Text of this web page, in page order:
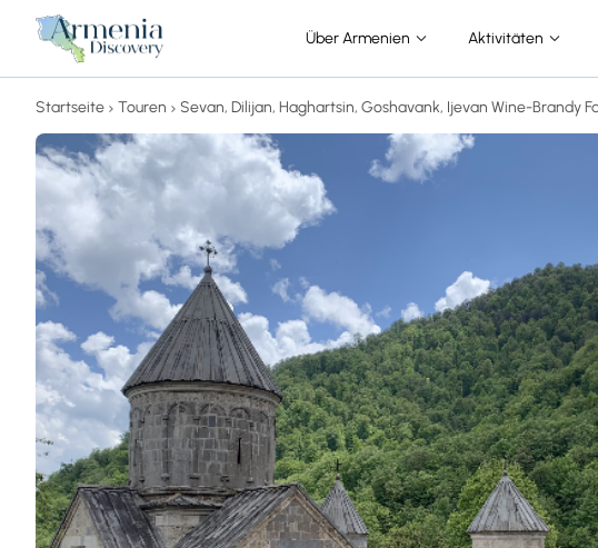
Über Armenien Aktivitäten
Startseite Touren Sevan, Dilijan, Haghartsin, Goshavank, Ijevan Wine-Brandy